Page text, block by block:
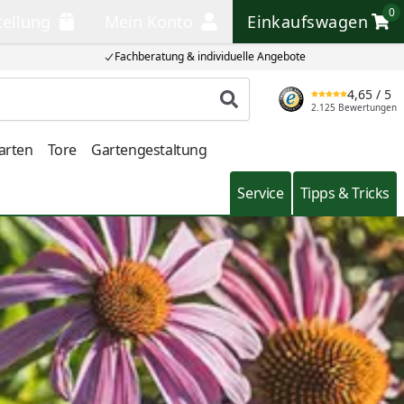
Fachberatung & individuelle Angebote
Einkaufswagen
0
Einkaufswagen
Produkt suchen
4,65 / 5
2.125 Bewertungen
Tore Gartengestaltung
Service Tipps & Tricks